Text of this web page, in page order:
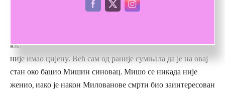
квадрата, са најљепшим балконом у крају и погледом који
није имао цијену. Већ сам од раније сумњала да је на овај
стан око бацио Мишин синовац. Мишо се никада није
женио, иако је након Милованове смрти био заинтересован